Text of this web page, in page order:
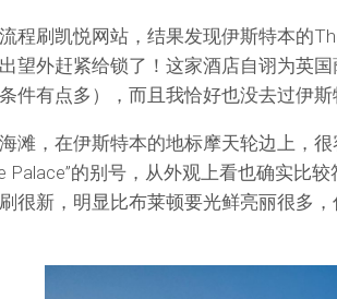
程刷凯悦网站，结果发现伊斯特本的
望外赶紧给锁了！这家酒店自诩为英
件有点多），而且我恰好也没去过伊斯
滩，在伊斯特本的地标摩天轮边上，
Palace”的别号，从外观上看也确实比
很新，明显比布莱顿要光鲜亮丽很多